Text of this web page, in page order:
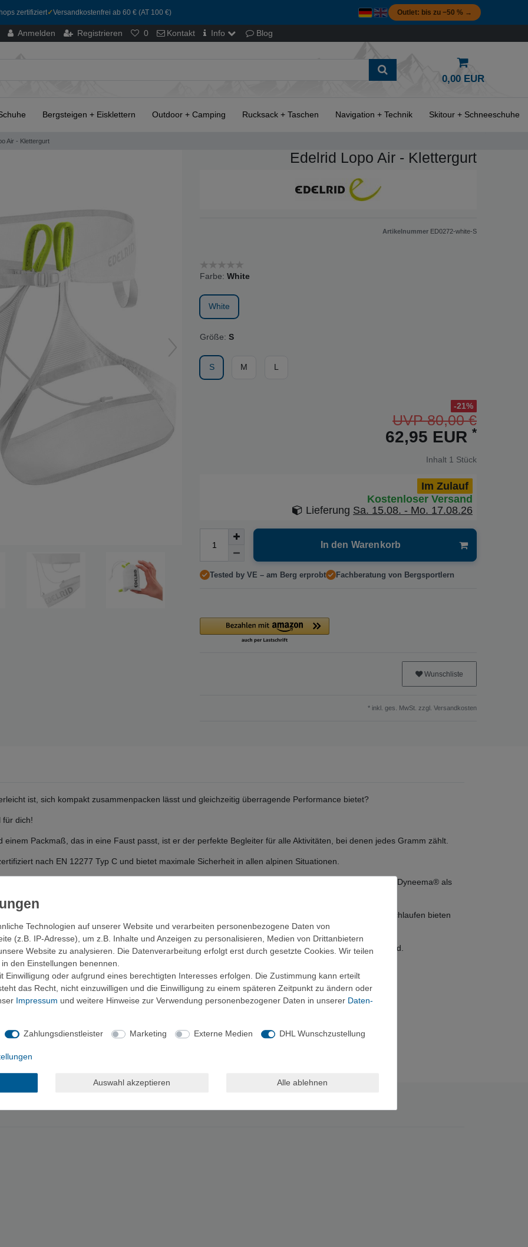
zertifiziert✓Versandkostenfrei ab 60 € (AT 100 €) Outlet: bis zu −50 % →
Anmelden Registrieren 0 Kontakt Info Blog
0,00 EUR
Bergsteigen + Eisklettern Outdoor + Camping Rucksack + Taschen Navigation + Technik Skitour + Schneeschuhe
Air - Klettergurt
Edelrid Lopo Air - Klettergurt
Artikelnummer ED0272-white-S
Farbe: White
White
Größe: S
S M L
-21%
UVP 80,00 €
62,95 EUR *
Inhalt 1 Stück
Im Zulauf
Kostenloser Versand
Lieferung Sa. 15.08. - Mo. 17.08.26
In den Warenkorb
Tested by VE – am Berg erprobt Fachberatung von Bergsportlern
Wunschliste
* inkl. ges. MwSt. zzgl. Versandkosten
ist, sich kompakt zusammenpacken lässt und gleichzeitig überragende Performance bietet?
für dich!
Packmaß, das in eine Faust passt, ist er der perfekte Begleiter für alle Aktivitäten, bei denen jedes Gramm zählt.
nach EN 12277 Typ C und bietet maximale Sicherheit in allen alpinen Situationen.
Kantenbändern sorgt für die nötige Festigkeit, während ein Hybridlaminat aus Polyester und Dyneema® als
Gewicht verantwortlich ist.
der ergonomischen Form perfekt am Körper und bietet optimale Bewegungsfreiheit. Die zwei Materialschlaufen bieten
Wettkämpfe und alle anderen Aktivitäten, bei denen Gewicht und Packmaß entscheidend sind.
Dyneema®
Anlegen und Anpassen des Gurtes
Equipment.
Lange Routen und Big Walls
Anpassung an die individuelle Körperform.
Technologien auf unserer Website und verarbeiten personenbezogene Daten von
(z.B. IP-Adresse), um z.B. Inhalte und Anzeigen zu personalisieren, Medien von Drittanbietern
Website zu analysieren. Die Datenverarbeitung erfolgt erst durch gesetzte Cookies. Wir teilen
den Einstellungen benennen.
Einwilligung oder aufgrund eines berechtigten Interesses erfolgen. Die Zustimmung kann erteilt
das Recht, nicht einzuwilligen und die Einwilligung zu einem späteren Zeitpunkt zu ändern oder
Impressum und weitere Hinweise zur Verwendung personenbezogener Daten in unserer Daten­
Zahlungsdienstleister Marketing Externe Medien DHL Wunschzustellung
Auswahl akzeptieren Alle ablehnen